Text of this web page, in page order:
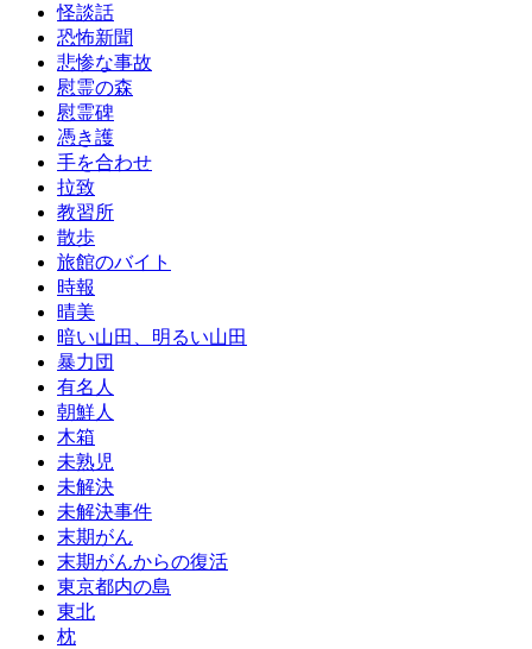
怪談話
恐怖新聞
悲惨な事故
慰霊の森
慰霊碑
憑き護
手を合わせ
拉致
教習所
散歩
旅館のバイト
時報
晴美
暗い山田、明るい山田
暴力団
有名人
朝鮮人
木箱
未熟児
未解決
未解決事件
末期がん
末期がんからの復活
東京都内の島
東北
枕